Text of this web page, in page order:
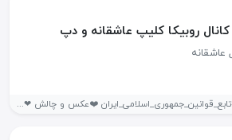
کانال روبیکا کلیپ عاشقانه و دپ
عاشقانه
ܢ̣ܚܚܩܢ‌‌ رܢ̣ߺࡉ ܟ݆ࡄ݅ܝܩࡆܢߺ߳ߺࡉ . . . #تابع_قوانین_جمهوری_اسلامی_ایران ❤️عکس و چالش ❤مـــتن هـای...